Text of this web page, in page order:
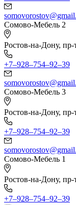
Сомово-Мебель 2
Ростов-на-Дону, пр-
+7‒928‒754‒92‒39
Сомово-Мебель 3
Ростов-на-Дону, пр-
+7‒928‒754‒92‒39
Сомово-Мебель 1
Ростов-на-Дону, пр-
+7‒928‒754‒92‒39